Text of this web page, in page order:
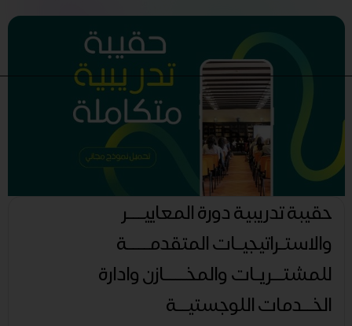
حقيبة تدريبية دورة المعاييـــر
والاستـراتيجيـات المتقدمــــة
للمشتــريـات والمخــــازن وادارة
الخــدمات اللوجستيــة